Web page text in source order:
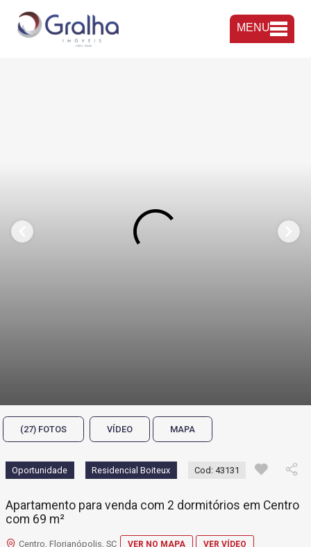
MENU
(27) FOTOS VÍDEO MAPA
Oportunidade Residencial Boiteux Cod: 43131
Apartamento para venda com 2 dormitórios em Centro
com 69 m²
Centro, Florianópolis, SC VER NO MAPA VER VÍDEO